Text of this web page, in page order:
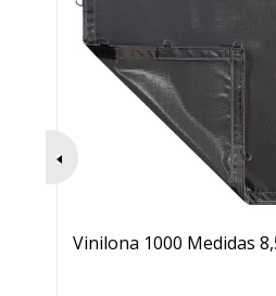
Vinilona 1000 Medidas